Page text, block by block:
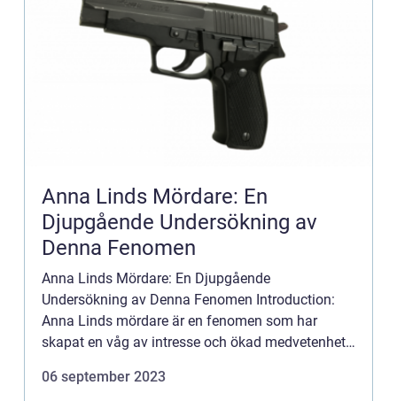
Anna Linds Mördare: En
Djupgående Undersökning av
Denna Fenomen
Anna Linds Mördare: En Djupgående
Undersökning av Denna Fenomen Introduction:
Anna Linds mördare är en fenomen som har
skapat en våg av intresse och ökad medvetenhet
olika typer av mördare som varierar...
06 september 2023